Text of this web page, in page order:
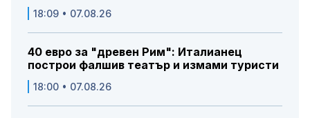
18:09 • 07.08.26
40 евро за "древен Рим": Италианец
построи фалшив театър и измами туристи
18:00 • 07.08.26